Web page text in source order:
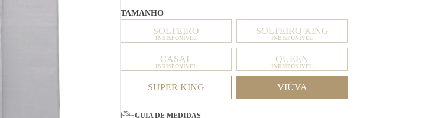
TAMANHO
SOLTEIRO
INDISPONÍVEL
SOLTEIRO KING
INDISPONÍVEL
CASAL
INDISPONÍVEL
QUEEN
INDISPONÍVEL
SUPER KING VIÚVA
GUIA DE MEDIDAS